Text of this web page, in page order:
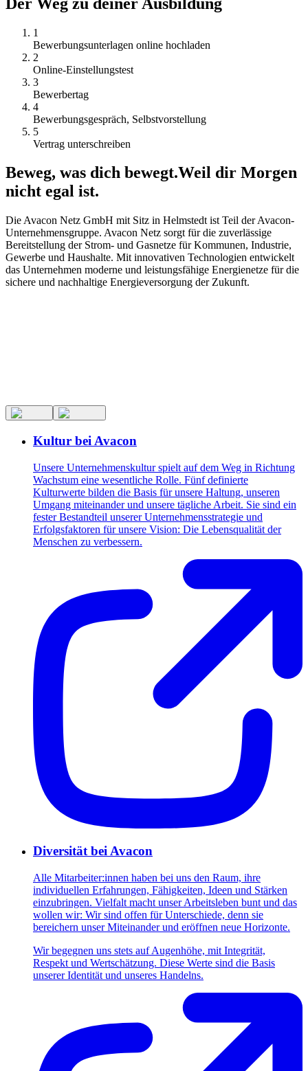
1
Bewerbungsunterlagen online hochladen
2
Online-Einstellungstest
3
Bewerbertag
4
Bewerbungsgespräch, Selbstvorstellung
5
Vertrag unterschreiben
Beweg, was dich bewegt.Weil dir Morgen
nicht egal ist.
Die Avacon Netz GmbH mit Sitz in Helmstedt ist Teil der Avacon-
Unternehmensgruppe. Avacon Netz sorgt für die zuverlässige
Bereitstellung der Strom- und Gasnetze für Kommunen, Industrie,
Gewerbe und Haushalte. Mit innovativen Technologien entwickelt
das Unternehmen moderne und leistungsfähige Energienetze für die
sichere und nachhaltige Energieversorgung der Zukunft.
Kultur bei Avacon
Unsere Unternehmenskultur spielt auf dem Weg in Richtung
Wachstum eine wesentliche Rolle. Fünf definierte
Kulturwerte bilden die Basis für unsere Haltung, unseren
Umgang miteinander und unsere tägliche Arbeit. Sie sind ein
fester Bestandteil unserer Unternehmensstrategie und
Erfolgsfaktoren für unsere Vision: Die Lebensqualität der
Menschen zu verbessern.
Diversität bei Avacon
Alle Mitarbeiter:innen haben bei uns den Raum, ihre
individuellen Erfahrungen, Fähigkeiten, Ideen und Stärken
einzubringen. Vielfalt macht unser Arbeitsleben bunt und das
wollen wir: Wir sind offen für Unterschiede, denn sie
bereichern unser Miteinander und eröffnen neue Horizonte.
Wir begegnen uns stets auf Augenhöhe, mit Integrität,
Respekt und Wertschätzung. Diese Werte sind die Basis
unserer Identität und unseres Handelns.